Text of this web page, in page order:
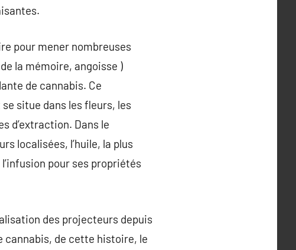
pour mener nombreuses
la mémoire, angoisse )
de cannabis. Ce
situe dans les fleurs, les
d’extraction. Dans le
localisées, l’huile, la plus
pour ses propriétés
des projecteurs depuis
cannabis, de cette histoire, le